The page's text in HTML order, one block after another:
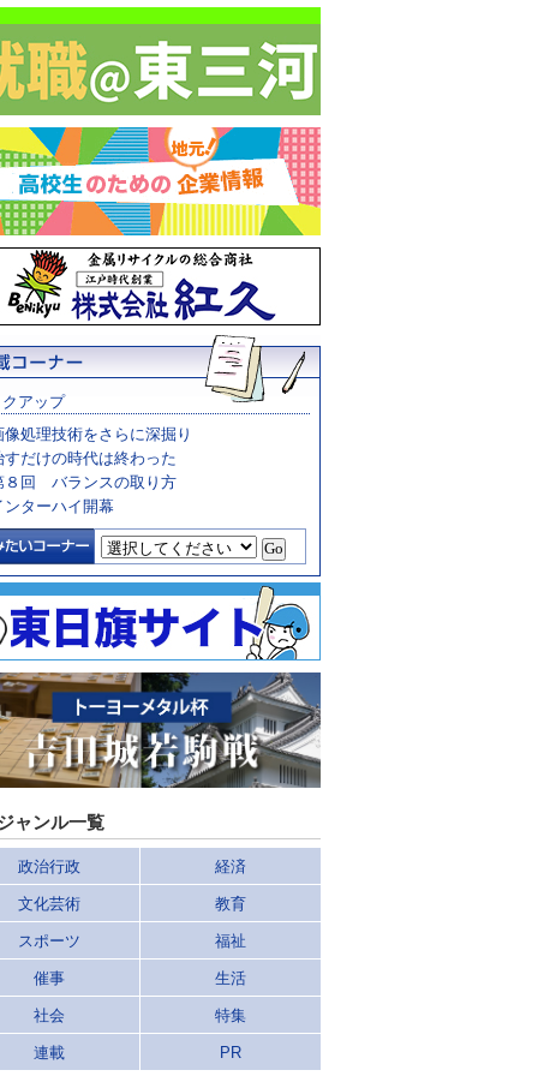
アップ
像処理技術をさらに深掘り
すだけの時代は終わった
８回 バランスの取り方
ンターハイ開幕
ャンル一覧
政治行政 経済
文化芸術 教育
スポーツ 福祉
催事 生活
社会 特集
連載 PR